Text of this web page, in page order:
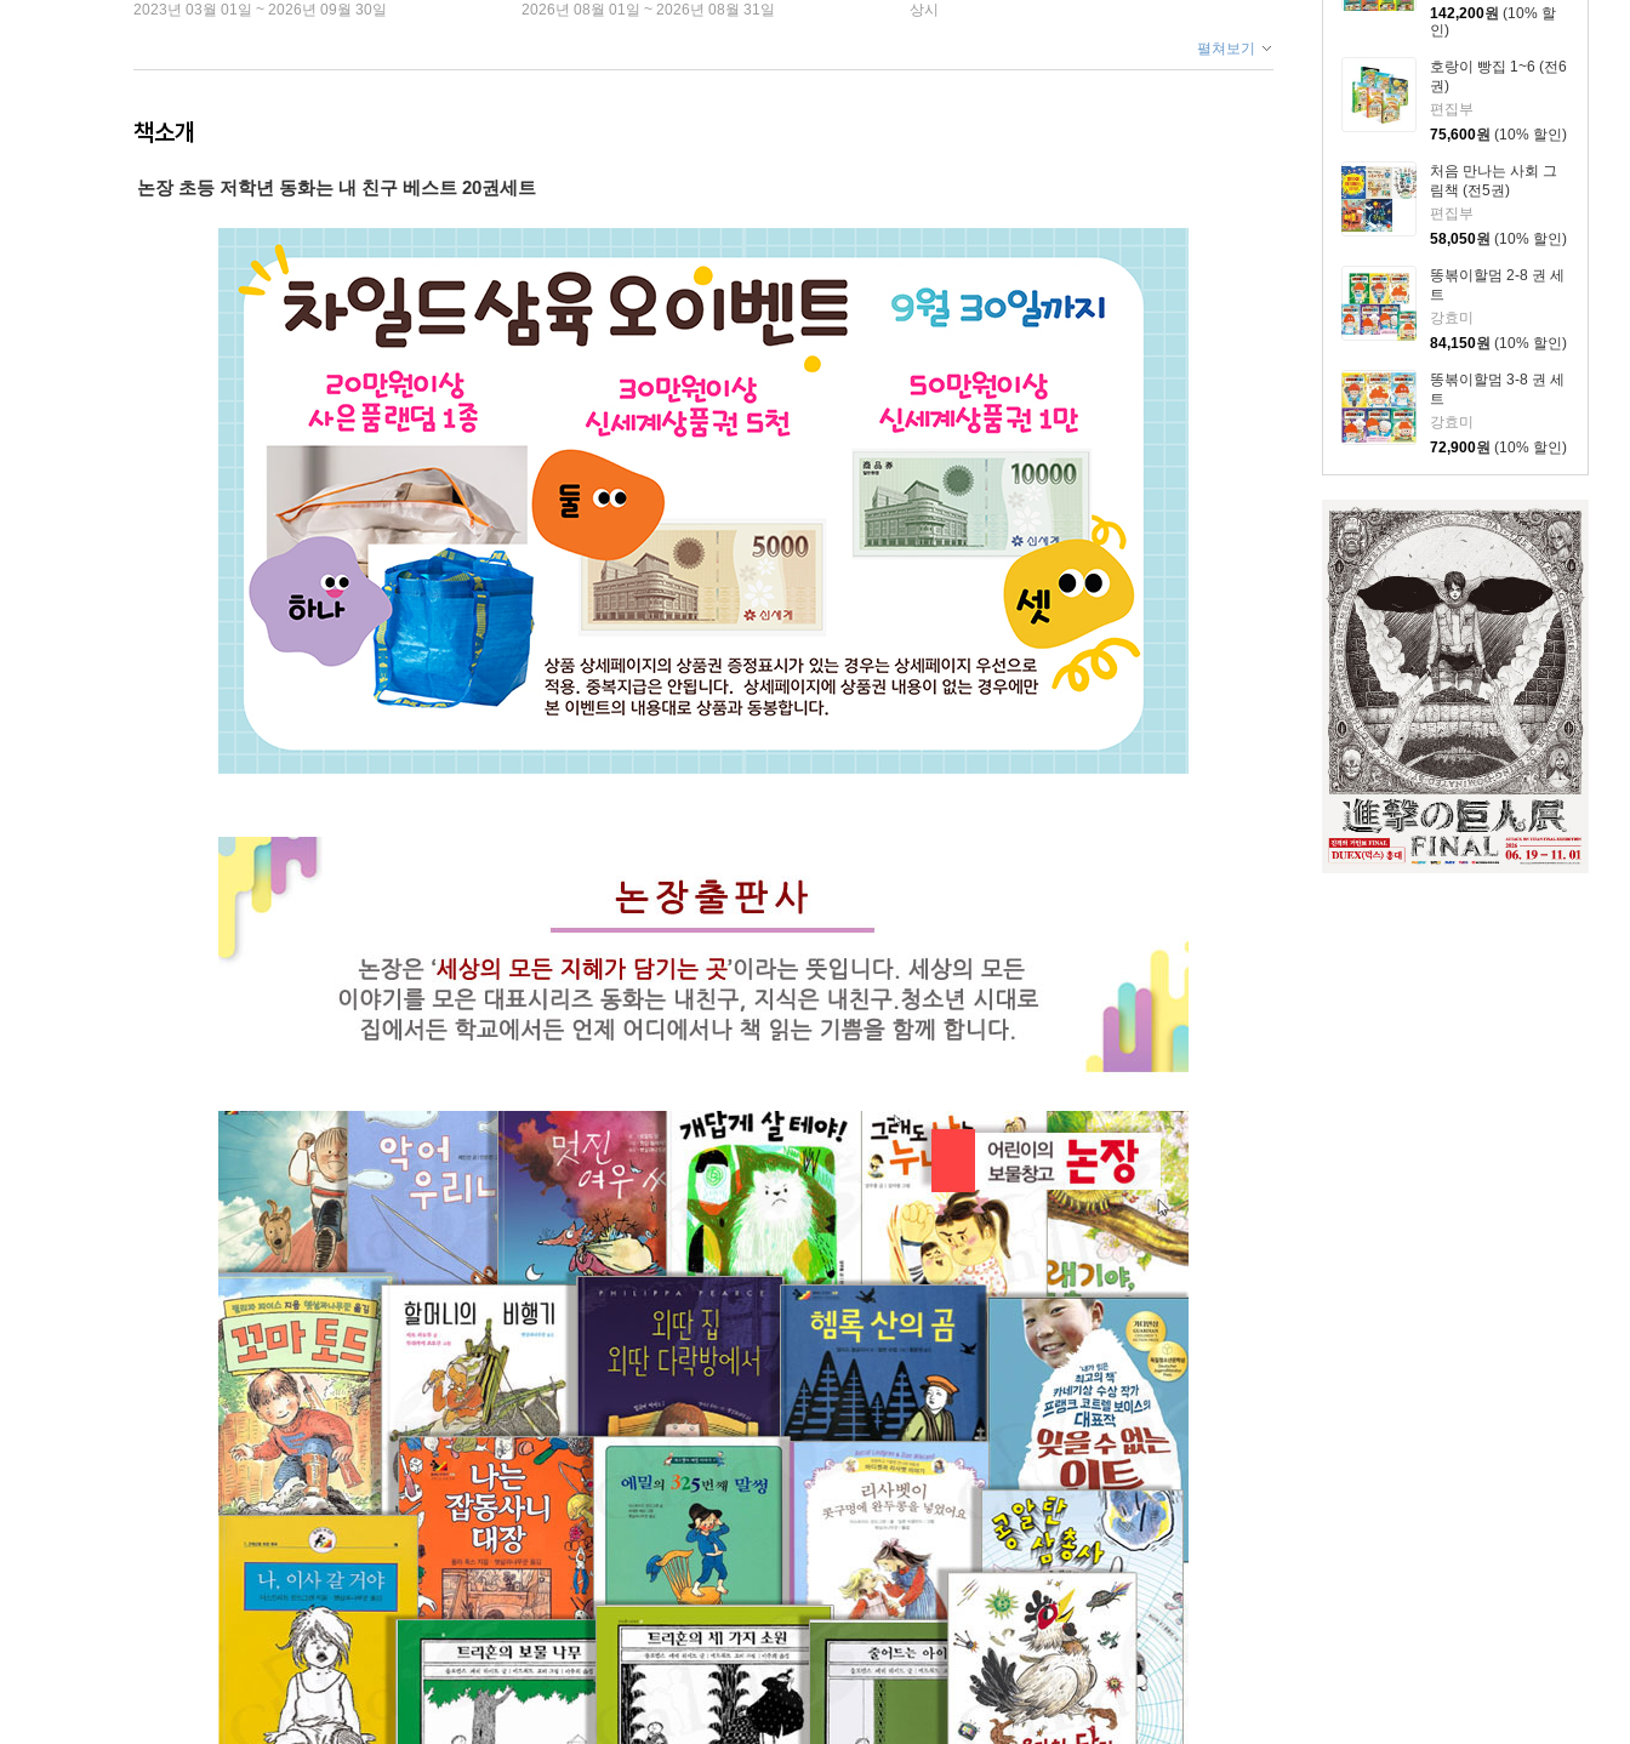
142,200원 (10% 할
인)
호랑이 빵집 1~6 (전6
권)
편집부
75,600원 (10% 할인)
처음 만나는 사회 그
림책 (전5권)
편집부
58,050원 (10% 할인)
똥볶이할멈 2-8 권 세
트
강효미
84,150원 (10% 할인)
똥볶이할멈 3-8 권 세
트
강효미
72,900원 (10% 할인)
2023년 03월 01일 ~ 2026년 09월 30일 2026년 08월 01일 ~ 2026년 08월 31일 상시
펼쳐보기
책소개
논장 초등 저학년 동화는 내 친구 베스트 20권세트